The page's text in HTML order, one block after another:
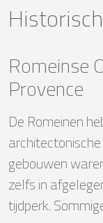
Romeinse
Provence
De Romeinen
gebouwen
zelfs in
tijdperk.